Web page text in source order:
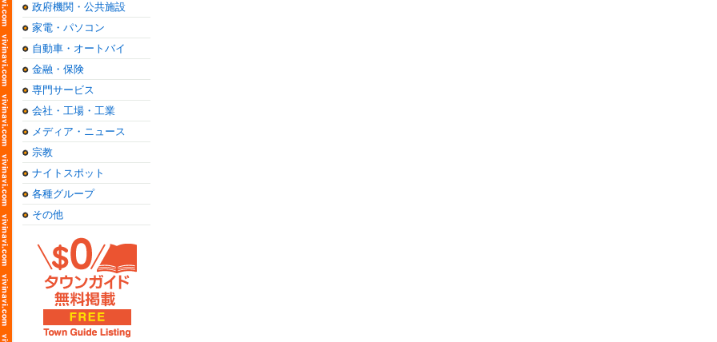
政府機関・公共施設
家電・パソコン
自動車・オートバイ
金融・保険
専門サービス
会社・工場・工業
メディア・ニュース
宗教
ナイトスポット
各種グループ
その他